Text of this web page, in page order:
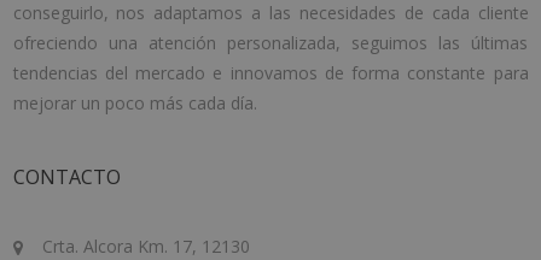
conseguirlo, nos adaptamos a las necesidades de cada cliente
ofreciendo una atención personalizada, seguimos las últimas
tendencias del mercado e innovamos de forma constante para
mejorar un poco más cada día.
CONTACTO
Crta. Alcora Km. 17, 12130